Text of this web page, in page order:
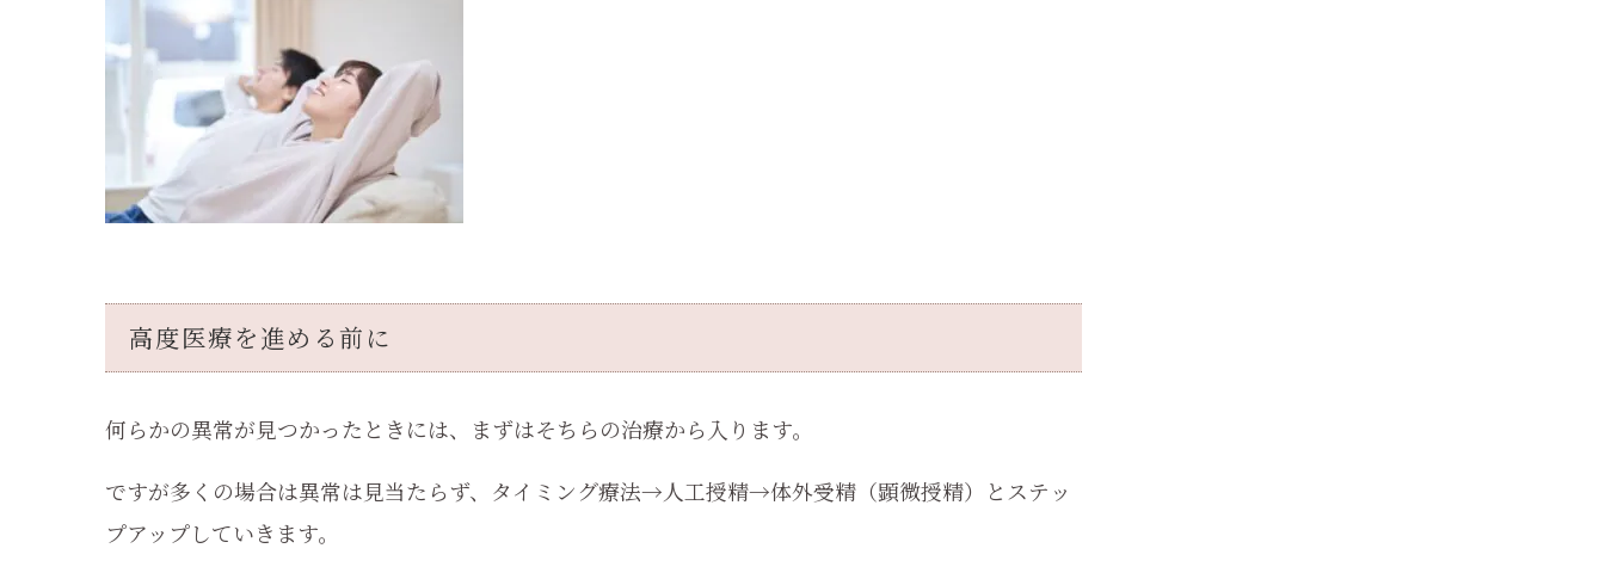
高度医療を進める前に
何らかの異常が見つかったときには、まずはそちらの治療から入ります。
ですが多くの場合は異常は見当たらず、タイミング療法→人工授精→体外受精（顕微授精）とステッ
プアップしていきます。